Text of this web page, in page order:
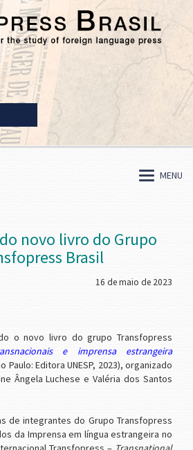
MENU
novo livro do Grupo
Brasil
16 de maio de 2023
o novo livro do grupo Transfopress
e imprensa estrangeira
Paulo: Editora UNESP, 2023), organizado
Ângela Luchese e Valéria dos Santos
de integrantes do Grupo Transfopress
da Imprensa em língua estrangeira no